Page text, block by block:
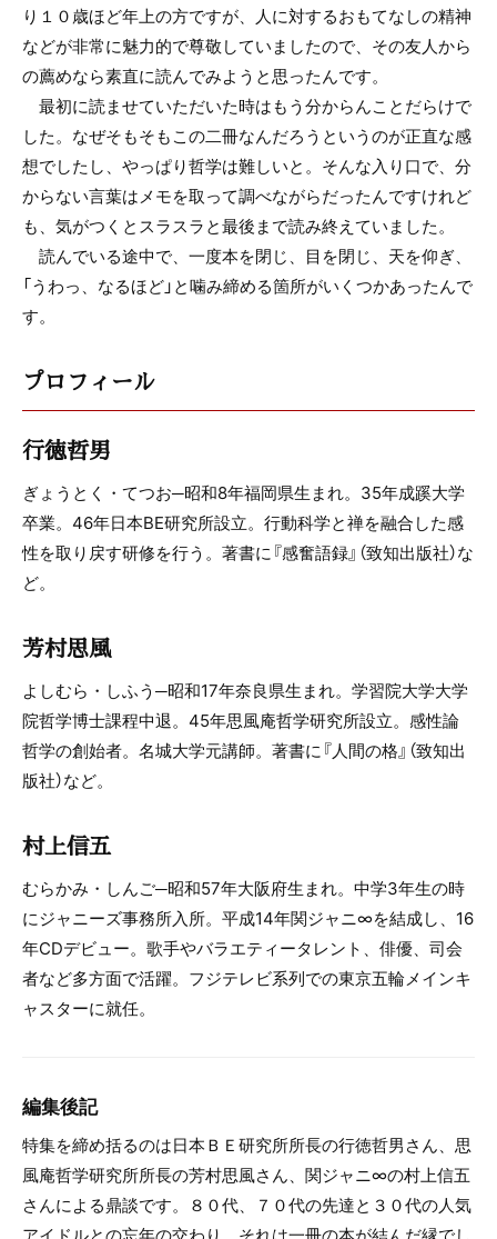
り１０歳ほど年上の方ですが、人に対するおもてなしの精神
などが非常に魅力的で尊敬していましたので、その友人から
の薦めなら素直に読んでみようと思ったんです。
最初に読ませていただいた時はもう分からんことだらけで
した。なぜそもそもこの二冊なんだろうというのが正直な感
想でしたし、やっぱり哲学は難しいと。そんな入り口で、分
からない言葉はメモを取って調べながらだったんですけれど
も、気がつくとスラスラと最後まで読み終えていました。
読んでいる途中で、一度本を閉じ、目を閉じ、天を仰ぎ、
「うわっ、なるほど」と噛み締める箇所がいくつかあったんで
す。
プロフィール
行徳哲男
ぎょうとく・てつお─昭和8年福岡県生まれ。35年成蹊大学
卒業。46年日本BE研究所設立。行動科学と禅を融合した感
性を取り戻す研修を行う。著書に『感奮語録』（致知出版社）な
ど。
芳村思風
よしむら・しふう─昭和17年奈良県生まれ。学習院大学大学
院哲学博士課程中退。45年思風庵哲学研究所設立。感性論
哲学の創始者。名城大学元講師。著書に『人間の格』（致知出
版社）など。
村上信五
むらかみ・しんご─昭和57年大阪府生まれ。中学3年生の時
にジャニーズ事務所入所。平成14年関ジャニ∞を結成し、16
年CDデビュー。歌手やバラエティータレント、俳優、司会
者など多方面で活躍。フジテレビ系列での東京五輪メインキ
ャスターに就任。
編集後記
特集を締め括るのは日本ＢＥ研究所所長の行徳哲男さん、思
風庵哲学研究所所長の芳村思風さん、関ジャニ∞の村上信五
さんによる鼎談です。８０代、７０代の先達と３０代の人気